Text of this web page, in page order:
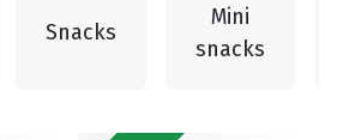
Snacks
Mini
snacks